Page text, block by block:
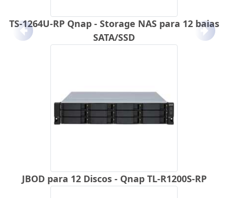
TS-1264U-RP Qnap - Storage NAS para 12 baias
SATA/SSD
JBOD para 12 Discos - Qnap TL-R1200S-RP
Anterior